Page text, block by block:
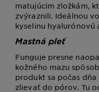
matujúcim zložkám,
zvýraznili. Ideálnou
kyselinu hyalurónovú
Mastná pleť
Funguje presne
kožného mazu
produkt sa počas
zlievať do pórov. Tu